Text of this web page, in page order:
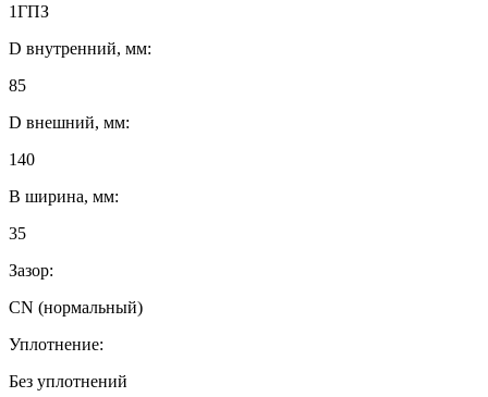
1ГПЗ
D внутренний, мм:
85
D внешний, мм:
140
B ширина, мм:
35
Зазор:
CN (нормальный)
Уплотнение:
Без уплотнений